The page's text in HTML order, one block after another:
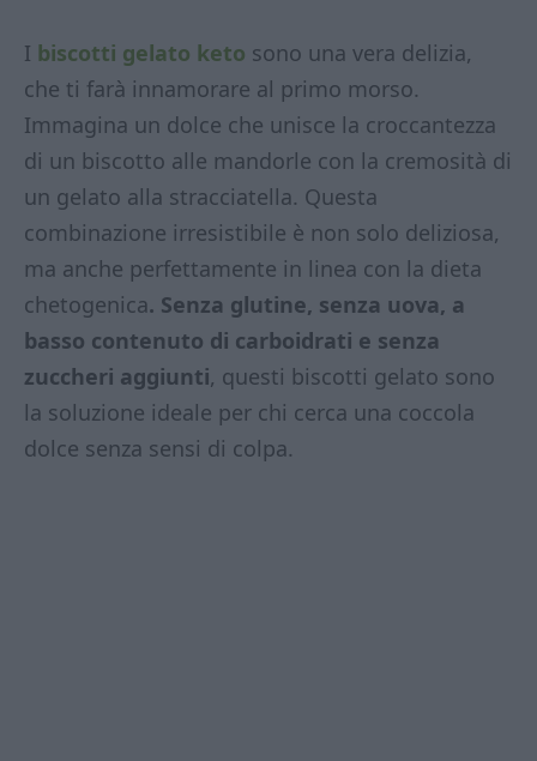
I biscotti gelato keto sono una vera delizia,
che ti farà innamorare al primo morso.
Immagina un dolce che unisce la croccantezza
di un biscotto alle mandorle con la cremosità di
un gelato alla stracciatella. Questa
combinazione irresistibile è non solo deliziosa,
ma anche perfettamente in linea con la dieta
chetogenica. Senza glutine, senza uova, a
basso contenuto di carboidrati e senza
zuccheri aggiunti, questi biscotti gelato sono
la soluzione ideale per chi cerca una coccola
dolce senza sensi di colpa.